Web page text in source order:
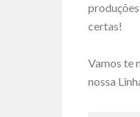
certas!
Vamos te
nossa